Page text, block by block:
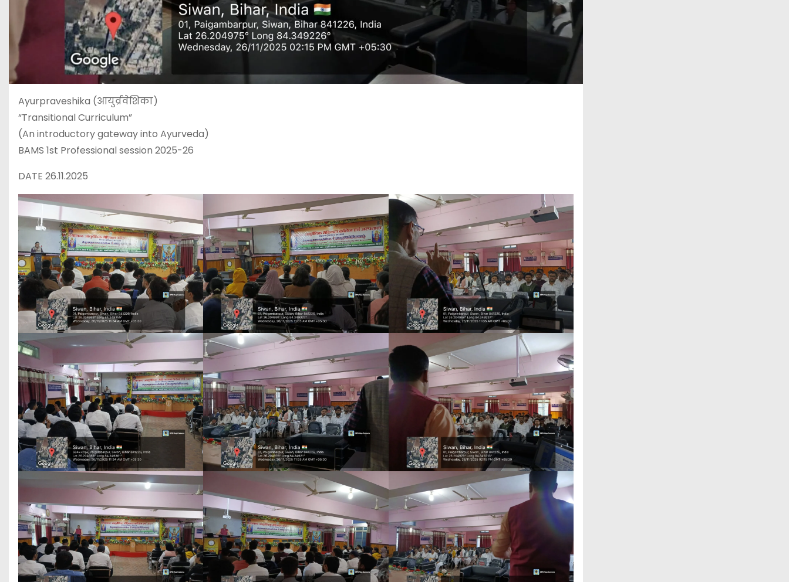
Ayurpraveshika (आयुर्व्रवेशिका)
“Transitional Curriculum”
(An introductory gateway into Ayurveda)
BAMS 1st Professional session 2025-26
DATE 26.11.2025